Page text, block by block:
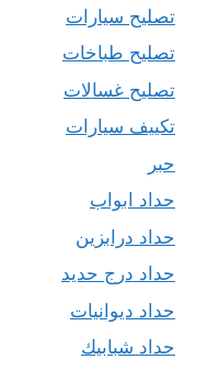
تصليح سيارات
تصليح طباخات
تصليح غسالات
تكييف سيارات
حبر
حداد ابواب
حداد درابزين
حداد درج حديد
حداد ديوانيات
حداد شبابيك